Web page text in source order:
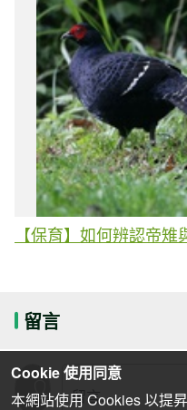
【保育】如何辨認帝雉
留言
Cookie 使用同意
本網站使用 Cookies 以提